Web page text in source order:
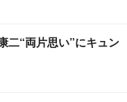
二“両片思い”にキュン